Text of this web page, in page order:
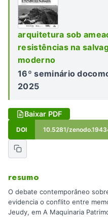
arquitetura sob
resistências na
moderno
16º seminário
2025
Baixar PDF
DOI 10.5281/
resumo
O debate contemporâneo
evidencia o conflito entre
Jeudy, em A Maquinaria